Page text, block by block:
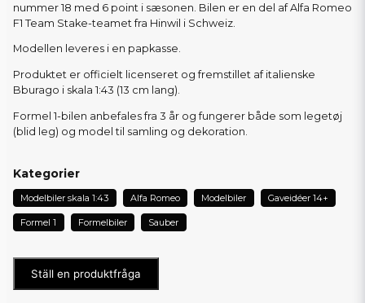
nummer 18 med 6 point i sæsonen. Bilen er en del af Alfa Romeo
F1 Team Stake-teamet fra Hinwil i Schweiz.
Modellen leveres i en papkasse.
Produktet er officielt licenseret og fremstillet af italienske
Bburago i skala 1:43 (13 cm lang).
Formel 1-bilen anbefales fra 3 år og fungerer både som legetøj
(blid leg) og model til samling og dekoration.
Kategorier
Modelbiler skala 1:43 Alfa Romeo Modelbiler Gaveidéer 14+
Formel 1 Formelbiler Sauber
Ställ en produktfråga